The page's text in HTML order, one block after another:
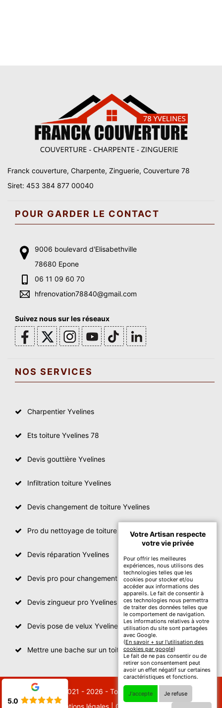
Franck couverture, Charpente, Zinguerie, Couverture 78
Siret: 453 384 877 00040
POUR GARDER LE CONTACT
9006 boulevard d'Elisabethville
78680 Epone
06 11 09 60 70
hfrenovation78840@gmail.com
Suivez nous sur les réseaux
NOS SERVICES
Charpentier Yvelines
Ets toiture Yvelines 78
Devis gouttière Yvelines
Infiltration toiture Yvelines
Devis changement de toiture Yvelines
Pro du nettoyage de toiture
Devis réparation Yvelines
Devis pro pour changement de toiture Yvelines
Devis zingueur pro Yvelines
Devis pose de velux Yvelines
Mettre une bache sur un toit Yvelines
© 2021 - 2026 - Tout droit réservé
Mentions légales| Contactez-nous
Votre Artisan respecte
votre vie privée
Pour offrir les meilleures
expériences, nous utilisons des
technologies telles que les
cookies pour stocker et/ou
accéder aux informations des
appareils. Le fait de consentir à
ces technologies nous permettra
de traiter des données telles que
le comportement de navigation.
Les informations relatives à votre
utilisation du site sont partagées
avec Google.
(En savoir + sur l'utilisation des
cookies par google)
Le fait de ne pas consentir ou de
retirer son consentement peut
avoir un effet négatif sur certaines
caractéristiques et fonctions.
J'accepte Je refuse
5.0